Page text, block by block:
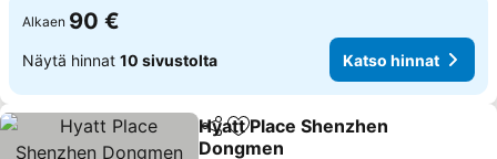
Alkaen 90 €
Näytä hinnat 10 sivustolta Katso hinnat
Jaa Lisää suosikkeihin
Hyatt Place Shenzhen
Dongmen